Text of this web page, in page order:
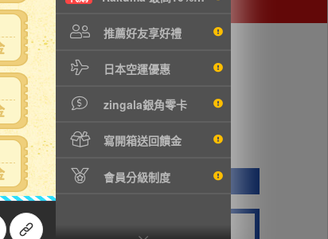
推薦好友享好禮
日本空運優惠
zingala銀角零卡
寫開箱送回饋金
會員分級制度